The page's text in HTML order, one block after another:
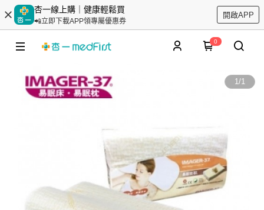
杏一線上購｜健康輕鬆買
📲立即下載APP領專屬優惠券
開啟APP
0
1/1